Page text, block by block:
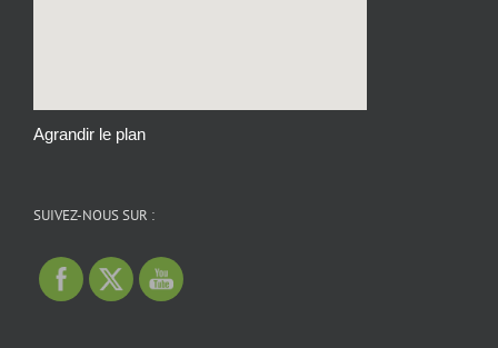
Agrandir le plan
SUIVEZ-NOUS SUR :